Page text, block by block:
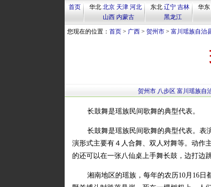
首页 华北 北京 天津 河北
山西 内蒙古
东北 辽宁 吉林
黑龙江
华东
您现在的位置： 首页> 广西> 贺州市> 富川瑶族自治
贺州市 八步区 富川瑶族自
长鼓舞是瑶族民间歌舞的典型代表。
长鼓舞是瑶族民间歌舞的典型代表。表
演形式主要有４人合舞、双人对舞等。动作
的还可以在一张八仙桌上手舞长鼓，边打边
湘南地区的瑶族，每年的农历10月16